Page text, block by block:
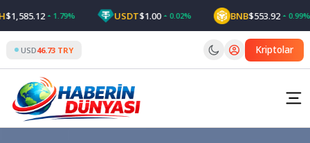
to
content
1.79% USDT$1.00 0.02% BNB$553.92 0.99%
USD46.73 TRY Kriptolar